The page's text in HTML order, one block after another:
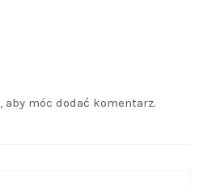
, aby móc dodać komentarz.